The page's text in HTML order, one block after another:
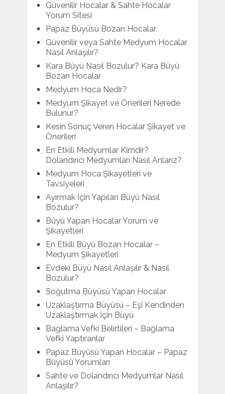
Güvenilir Hocalar & Sahte Hocalar
Yorum Sitesi
Papaz Büyüsü Bozan Hocalar
Güvenilir veya Sahte Medyum Hocalar
Nasıl Anlaşılır?
Kara Büyü Nasıl Bozulur? Kara Büyü
Bozan Hocalar
Medyum Hoca Nedir?
Medyum Şikayet ve Önerileri Nerede
Bulunur?
Kesin Sonuç Veren Hocalar Şikayet ve
Önerileri
En Etkili Medyumlar Kimdir?
Dolandırıcı Medyumları Nasıl Anlarız?
Medyum Hoca Şikayetleri ve
Tavsiyeleri
Ayırmak İçin Yapılan Büyü Nasıl
Bozulur?
Büyü Yapan Hocalar Yorum ve
Şikayetleri
En Etkili Büyü Bozan Hocalar –
Medyum Şikayetleri
Evdeki Büyü Nasıl Anlaşılır & Nasıl
Bozulur?
Soğutma Büyüsü Yapan Hocalar
Uzaklaştırma Büyüsü – Eşi Kendinden
Uzaklaştırmak İçin Büyü
Bağlama Vefki Belirtileri – Bağlama
Vefki Yaptıranlar
Papaz Büyüsü Yapan Hocalar – Papaz
Büyüsü Yorumları
Sahte ve Dolandırıcı Medyumlar Nasıl
Anlaşılır?